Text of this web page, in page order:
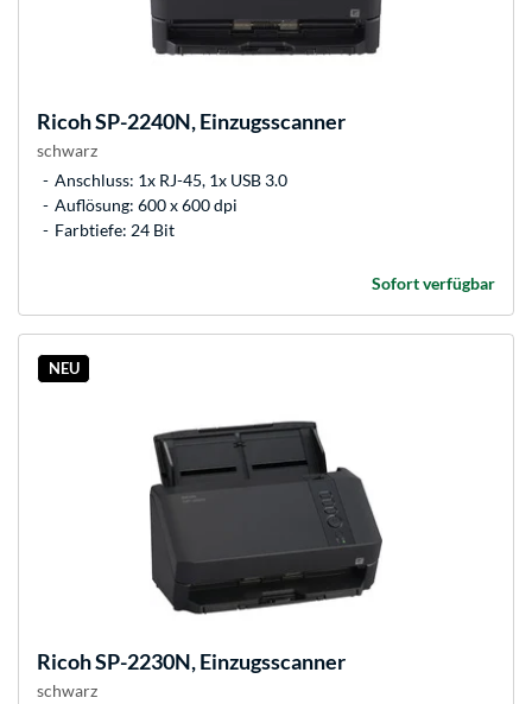
RicohSP-2240N, Einzugsscanner
schwarz
Anschluss: 1x RJ-45, 1x USB 3.0
Auflösung: 600 x 600 dpi
Farbtiefe: 24 Bit
Sofort verfügbar
NEU
RicohSP-2230N, Einzugsscanner
schwarz